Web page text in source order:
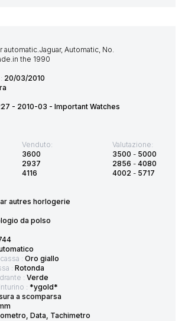
20/03/2010
- 2010-03 - Important Watches
Venduto:
3600
2937
4116
Valutazione:
3500 - 5000
2856 - 4080
4002 - 5717
autres horlogerie
da polso
: Oro giallo
: Rotonda
: Verde
: *ygold*
a scomparsa
Data, Tachimetro